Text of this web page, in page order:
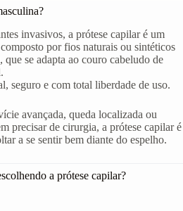
invasivos, a prótese capilar é um
por fios naturais ou sintéticos
se adapta ao couro cabeludo de
seguro e com total liberdade de uso.
avançada, queda localizada ou
precisar de cirurgia, a prótese capilar é
a se sentir bem diante do espelho.
a prótese capilar?